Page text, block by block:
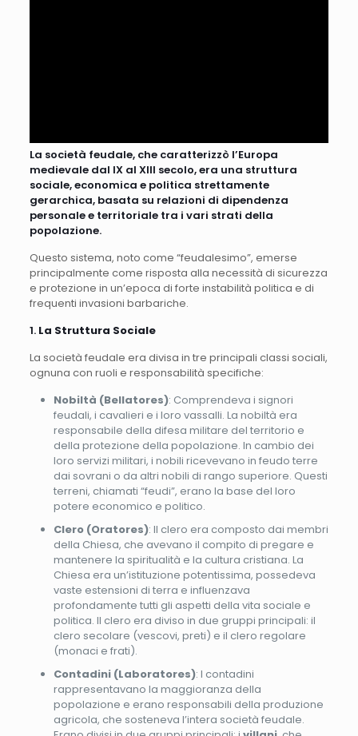
La società feudale, che caratterizzò l’Europa
medievale dal IX al XIII secolo, era una struttura
sociale, economica e politica strettamente
gerarchica, basata su relazioni di dipendenza
personale e territoriale tra i vari strati della
popolazione.
Questo sistema, noto come “feudalesimo”, emerse
principalmente come risposta alla necessità di sicurezza
e protezione in un’epoca di forte instabilità politica e di
frequenti invasioni barbariche.
1. La Struttura Sociale
La società feudale era divisa in tre principali classi sociali,
ognuna con ruoli e responsabilità specifiche:
Nobiltà (Bellatores): Comprendeva i signori
feudali, i cavalieri e i loro vassalli. La nobiltà era
responsabile della difesa militare del territorio e
della protezione della popolazione. In cambio dei
loro servizi militari, i nobili ricevevano in feudo terre
dai sovrani o da altri nobili di rango superiore. Questi
terreni, chiamati “feudi”, erano la base del loro
potere economico e politico.
Clero (Oratores): Il clero era composto dai membri
della Chiesa, che avevano il compito di pregare e
mantenere la spiritualità e la cultura cristiana. La
Chiesa era un’istituzione potentissima, possedeva
vaste estensioni di terra e influenzava
profondamente tutti gli aspetti della vita sociale e
politica. Il clero era diviso in due gruppi principali: il
clero secolare (vescovi, preti) e il clero regolare
(monaci e frati).
Contadini (Laboratores): I contadini
rappresentavano la maggioranza della
popolazione e erano responsabili della produzione
agricola, che sosteneva l’intera società feudale.